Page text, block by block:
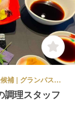
リゾートホテル | 調理部門 | 料理長・料理長候補 | グランパスリゾート グランパスリゾート白浜
調理スタッフ